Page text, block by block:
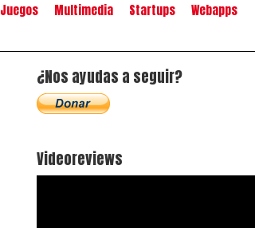
Juegos Multimedia Startups
Webapps
¿Nos ayudas a seguir?
Videoreviews